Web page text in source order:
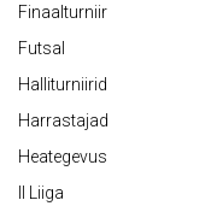
Finaalturniir
Futsal
Halliturniirid
Harrastajad
Heategevus
II Liiga